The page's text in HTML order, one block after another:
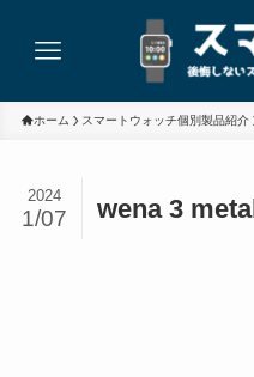
ホーム スマートウォッチ個別製品紹介
wena 3 metal
2024
1/07